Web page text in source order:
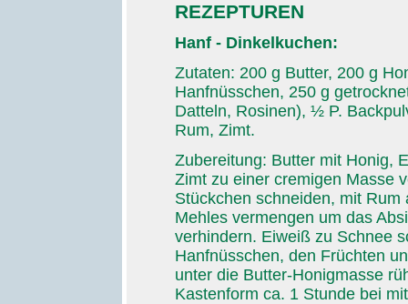
REZEPTUREN
Hanf - Dinkelkuchen:
Zutaten: 200 g Butter, 200 g
Hanfnüsschen, 250 g
Datteln, Rosinen), ½ P.
Rum, Zimt.
Zubereitung: Butter mit Honig,
Zimt zu einer cremigen Masse
Stückchen schneiden, mit
Mehles vermengen um das
verhindern. Eiweiß zu Schnee
Hanfnüsschen, den Früchten
unter die Butter-Honigmasse
Kastenform ca. 1 Stunde bei